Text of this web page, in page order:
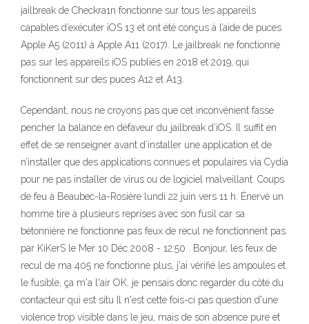
jailbreak de Checkra1n fonctionne sur tous les appareils
capables d’exécuter iOS 13 et ont été conçus à l’aide de puces
Apple A5 (2011) à Apple A11 (2017). Le jailbreak ne fonctionne
pas sur les appareils iOS publiés en 2018 et 2019, qui
fonctionnent sur des puces A12 et A13.
Cependant, nous ne croyons pas que cet inconvénient fasse
pencher la balance en défaveur du jailbreak d’iOS. Il suffit en
effet de se renseigner avant d’installer une application et de
n’installer que des applications connues et populaires via Cydia
pour ne pas installer de virus ou de logiciel malveillant. Coups
de feu à Beaubec-la-Rosière lundi 22 juin vers 11 h. Énervé un
homme tire à plusieurs reprises avec son fusil car sa
bétonnière ne fonctionne pas feux de recul ne fonctionnent pas.
par KiKerS le Mer 10 Déc 2008 - 12:50 . Bonjour, les feux de
recul de ma 405 ne fonctionne plus, j'ai vérifié les ampoules et
le fusible, ça m'a l'air OK, je pensais donc regarder du côté du
contacteur qui est situ Il n'est cette fois-ci pas question d'une
violence trop visible dans le jeu, mais de son absence pure et